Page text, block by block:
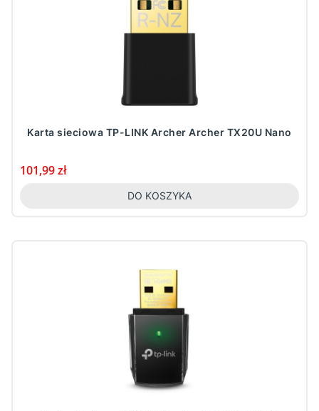
Karta sieciowa TP-LINK Archer Archer TX20U Nano
Cena
101,99 zł
DO KOSZYKA